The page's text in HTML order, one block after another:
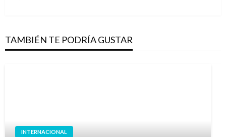
TAMBIÉN TE PODRÍA GUSTAR
INTERNACIONAL